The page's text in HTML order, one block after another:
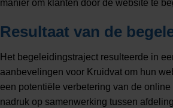
manier om klanten door de website te
Resultaat van de
Het begeleidingstraject resulteerde in
aanbevelingen voor Kruidvat om hun
een potentiële verbetering van de
nadruk op samenwerking tussen